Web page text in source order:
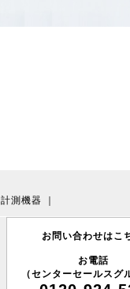
計測機器
お問い合わせはこ
お電話
（センターセールスグ